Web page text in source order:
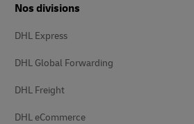
Nos divisions
DHL Express
DHL Global Forwarding
DHL Freight
DHL eCommerce